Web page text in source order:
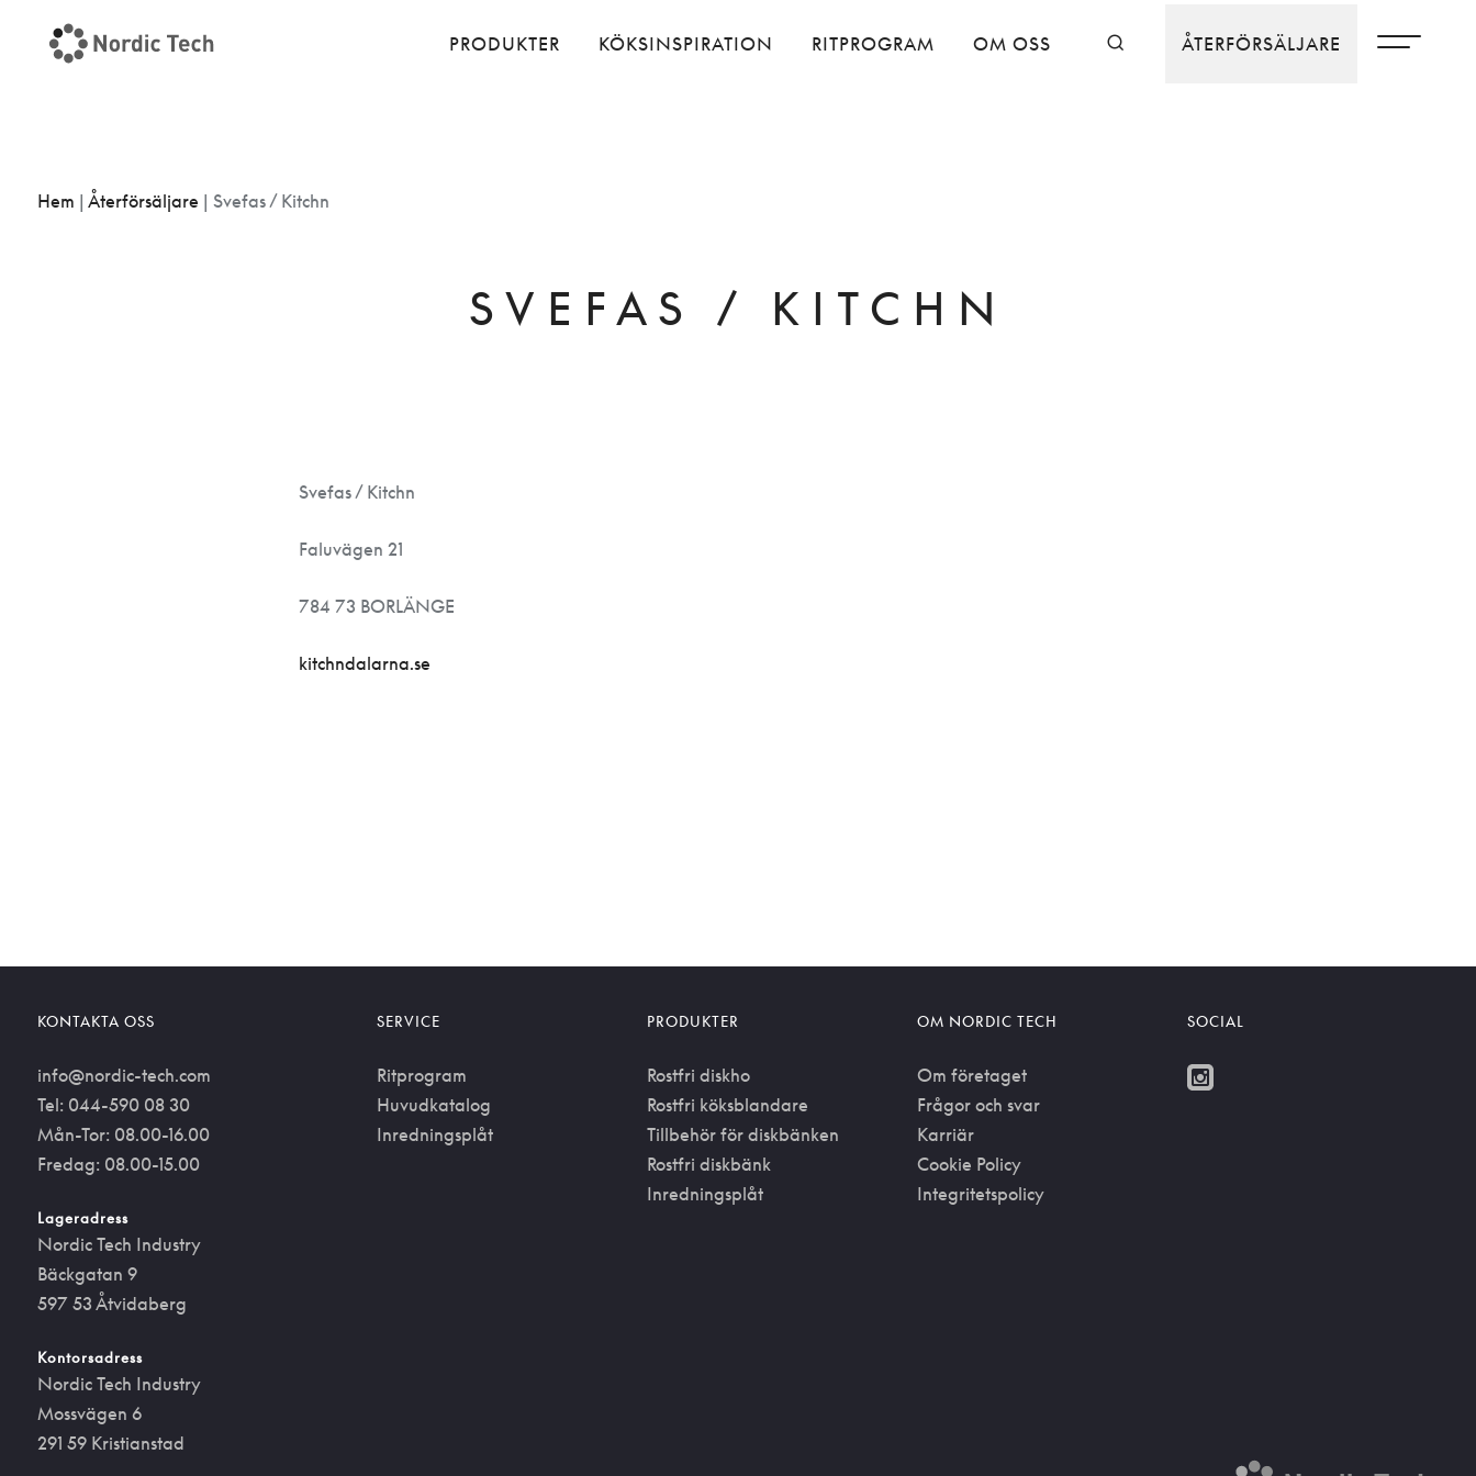
PRODUKTER KÖKSINSPIRATION RITPROGRAM OM OSS ÅTERFÖRSÄLJARE
Hem | Återförsäljare | Svefas / Kitchn
SVEFAS / KITCHN
Svefas / Kitchn
Faluvägen 21
784 73 BORLÄNGE
kitchndalarna.se
KONTAKTA OSS
info@nordic-tech.com
Tel: 044-590 08 30
Mån-Tor: 08.00-16.00
Fredag: 08.00-15.00
Lageradress
Nordic Tech Industry
Bäckgatan 9
597 53 Åtvidaberg
Kontorsadress
Nordic Tech Industry
Mossvägen 6
291 59 Kristianstad
SERVICE
Ritprogram
Huvudkatalog
Inredningsplåt
PRODUKTER
Rostfri diskho
Rostfri köksblandare
Tillbehör för diskbänken
Rostfri diskbänk
Inredningsplåt
OM NORDIC TECH
Om företaget
Frågor och svar
Karriär
Cookie Policy
Integritetspolicy
SOCIAL